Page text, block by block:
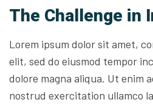
The Challenge in
Lorem ipsum dolor sit amet,
elit, sed do eiusmod tempor
dolore magna aliqua. Ut enim
nostrud exercitation ullamco